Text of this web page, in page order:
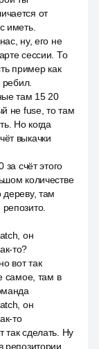
от
иметь.
ну, его не
сессии. То
пример как
там 15 20
не fuse, то там
Но когда
выкачки
счёт этого
количестве
дереву, там
он
то?
вот так
самое, там в
он
то
так сделать. Ну
репозитории